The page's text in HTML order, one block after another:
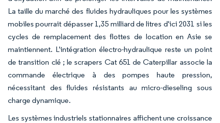
La taille du marché des fluides hydrauliques pour les systèmes
mobiles pourrait dépasser 1,35 milliard de litres d'ici 2031 si les
cycles de remplacement des flottes de location en Asie se
maintiennent. L'intégration électro-hydraulique reste un point
de transition clé ; le scrapers Cat 651 de Caterpillar associe la
commande électrique à des pompes haute pression,
nécessitant des fluides résistants au micro-dieseling sous
charge dynamique.
Les systèmes industriels stationnaires affichent une croissance